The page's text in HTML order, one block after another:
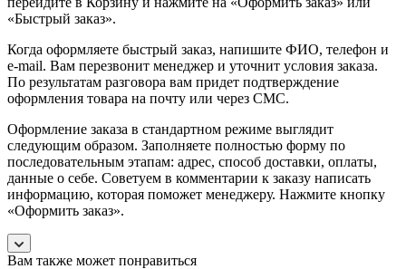
«Быстрый заказ».
Когда оформляете быстрый заказ, напишите ФИО, телефон и
e-mail. Вам перезвонит менеджер и уточнит условия заказа.
По результатам разговора вам придет подтверждение
оформления товара на почту или через СМС.
Оформление заказа в стандартном режиме выглядит
следующим образом. Заполняете полностью форму по
последовательным этапам: адрес, способ доставки, оплаты,
данные о себе. Советуем в комментарии к заказу написать
информацию, которая поможет менеджеру. Нажмите кнопку
«Оформить заказ».
Вам также может понравиться